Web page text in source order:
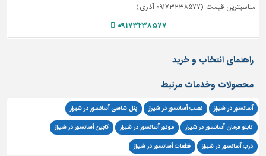
مناسبترین قیمت (۰۹۱۷۳۲۳۸۵۷۷ آذری)
۰۹۱۷۳۲۳۸۵۷۷
راهنمای انتخاب و خرید
محصولات وخدمات مرتبط
آسانسور در شیراز نصب آسانسور در شیراز پنل شاسی آسانسور در شیراز
تابلو فرمان آسانسور در شیراز موتور آسانسور در شیراز کابین آسانسور در شیراز
درب آسانسور در شیراز قطعات آسانسور در شیراز